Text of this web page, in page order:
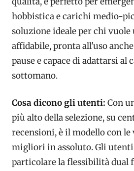
hobbistica e carichi medio-
soluzione ideale per chi vuole
affidabile, pronta all'uso
pause e capace di adattarsi al
sottomano.
Cosa dicono gli utenti: Con
più alto della selezione, su
recensioni, è il modello con
migliori in assoluto. Gli
particolare la flessibilità dual